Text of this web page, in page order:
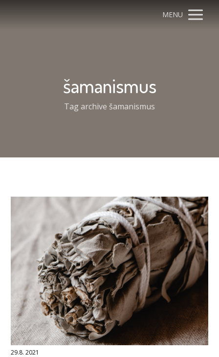
MENU
šamanismus
Tag archive šamanismus
29.8. 2021